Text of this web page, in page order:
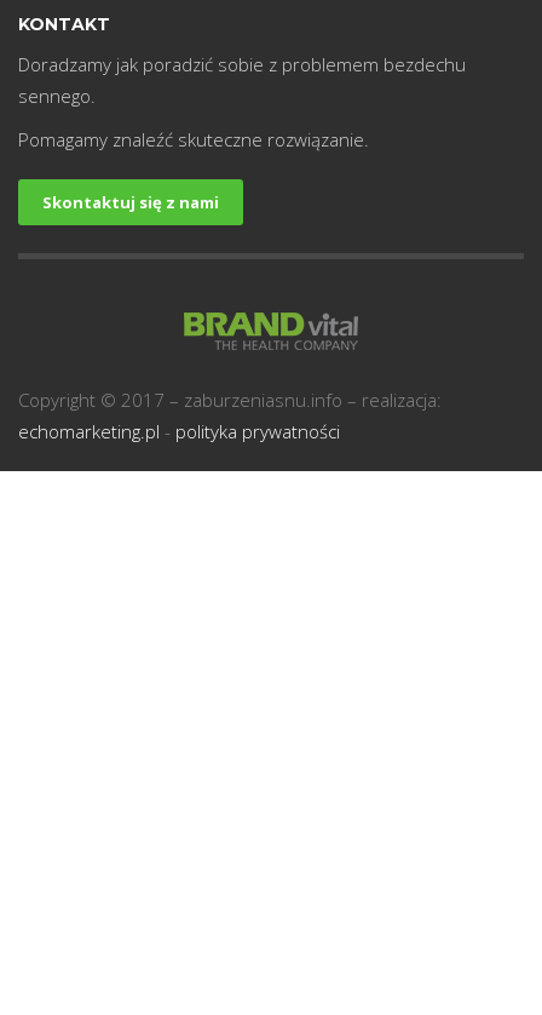
KONTAKT
Doradzamy jak poradzić sobie z problemem bezdechu
sennego.
Pomagamy znaleźć skuteczne rozwiązanie.
Skontaktuj się z nami
Copyright © 2017 – zaburzeniasnu.info – realizacja:
echomarketing.pl - polityka prywatności